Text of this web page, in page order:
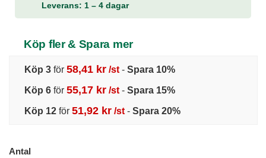
Leverans: 1 – 4 dagar
Köp fler & Spara mer
Köp 3 för 58,41 kr /st - Spara 10%
Köp 6 för 55,17 kr /st - Spara 15%
Köp 12 för 51,92 kr /st - Spara 20%
Antal